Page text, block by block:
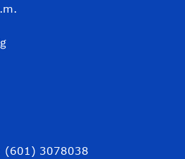
(601) 3078038